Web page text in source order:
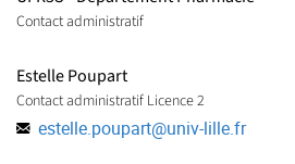
Contact administratif
Estelle Poupart
Contact administratif Licence 2
estelle.poupart@univ-lille.fr